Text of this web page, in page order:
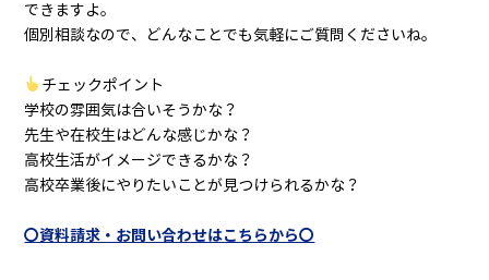
できますよ。
個別相談なので、どんなことでも気軽にご質問くださいね。
チェックポイント
学校の雰囲気は合いそうかな？
先生や在校生はどんな感じかな？
高校生活がイメージできるかな？
高校卒業後にやりたいことが見つけられるかな？
〇資料請求・お問い合わせはこちらから〇